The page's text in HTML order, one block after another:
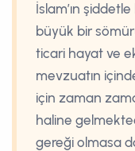
İslam’ın
büyük bir
ticari hayat ve
mevzuatın
için zaman
haline
gereği olmasa